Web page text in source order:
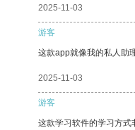
2025-11-03
游客
这款app就像我的私人助
2025-11-03
游客
这款学习软件的学习方式